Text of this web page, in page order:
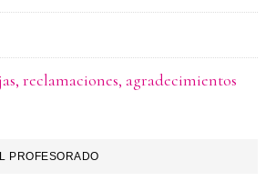
reclamaciones, agradecimientos
PROFESORADO